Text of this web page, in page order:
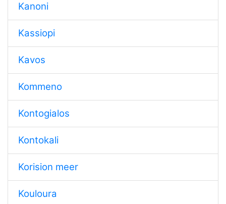
Kanoni
Kassiopi
Kavos
Kommeno
Kontogialos
Kontokali
Korision meer
Kouloura